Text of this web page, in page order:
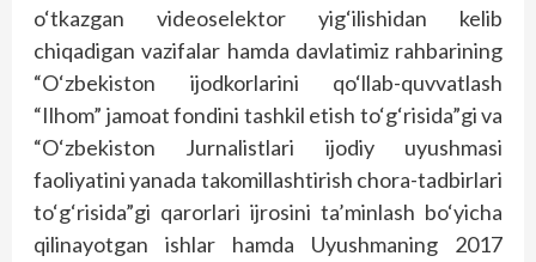
o‘tkazgan videoselektor yig‘ilishidan kelib
chiqadigan vazifalar hamda davlatimiz rahbarining
“O‘zbekiston ijodkorlarini qo‘llab-quvvatlash
“Ilhom” jamoat fondini tashkil etish to‘g‘risida”gi va
“O‘zbekiston Jurnalistlari ijodiy uyushmasi
faoliyatini yanada takomillashtirish chora-tadbirlari
to‘g‘risida”gi qarorlari ijrosini ta’minlash bo‘yicha
qilinayotgan ishlar hamda Uyushmaning 2017